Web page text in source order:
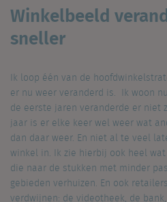
Winkelbeeld
sneller
Ik loop één van de
er nu weer veranderd is. Ik woon
de eerste jaren veranderde er niet
jaar is er elke keer wel weer wat
dan daar weer. En niet al te veel
winkel in. Ik zie hierbij ook heel
die naar de stukken met minder
gebieden verhuizen. En ook
verdwijnen: de videotheek, de